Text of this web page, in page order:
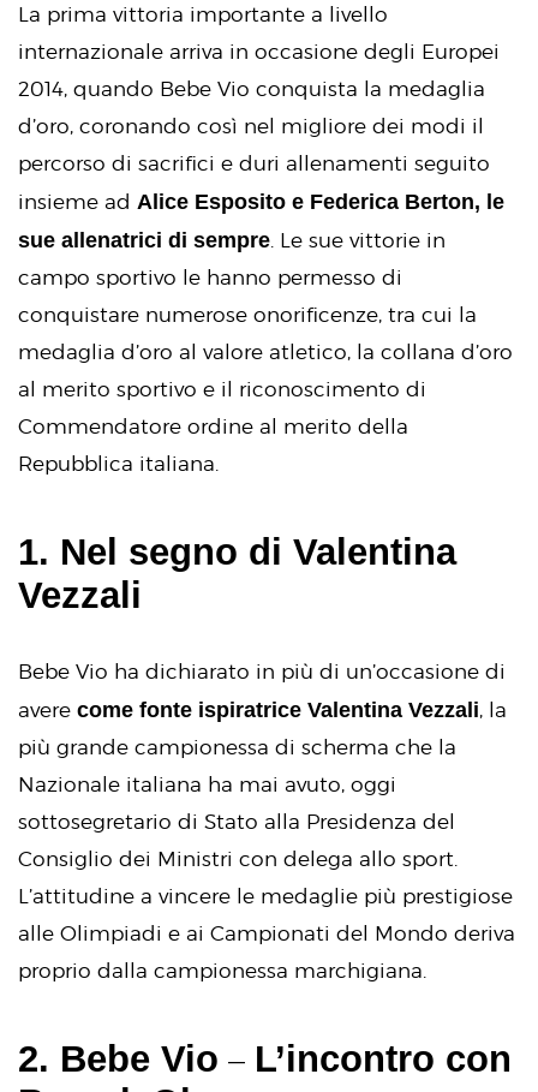
La prima vittoria importante a livello
internazionale arriva in occasione degli Europei
2014, quando Bebe Vio conquista la medaglia
d’oro, coronando così nel migliore dei modi il
percorso di sacrifici e duri allenamenti seguito
insieme ad Alice Esposito e Federica Berton, le
sue allenatrici di sempre . Le sue vittorie in
campo sportivo le hanno permesso di
conquistare numerose onorificenze, tra cui la
medaglia d’oro al valore atletico, la collana d’oro
al merito sportivo e il riconoscimento di
Commendatore ordine al merito della
Repubblica italiana.
1. Nel segno di Valentina
Vezzali
Bebe Vio ha dichiarato in più di un’occasione di
avere come fonte ispiratrice Valentina Vezzali, la
più grande campionessa di scherma che la
Nazionale italiana ha mai avuto, oggi
sottosegretario di Stato alla Presidenza del
Consiglio dei Ministri con delega allo sport.
L’attitudine a vincere le medaglie più prestigiose
alle Olimpiadi e ai Campionati del Mondo deriva
proprio dalla campionessa marchigiana.
2. Bebe Vio – L’incontro con